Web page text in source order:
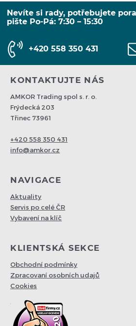
Nevíte si rady, potřebujete
pište Po-Pá: 7:30 – 15:30
+420 558 350 431
KONTAKTUJTE NÁS
AMKOR Trading spol s. r. o.
Frýdecká 203
Třinec 73961
+420 558 350 431
info@amkor.cz
NAVIGACE
Aktuality
Servis po celé ČR
Vybavení na klíč
KLIENTSKÁ SEKCE
Obchodní podmínky
Zpracovaní osobních udajů
Cookies